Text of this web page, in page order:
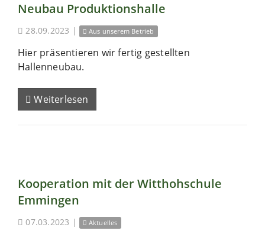
Neubau Produktionshalle
28.09.2023 | Aus unserem Betrieb
Hier präsentieren wir fertig gestellten
Hallenneubau.
Weiterlesen
Kooperation mit der Witthohschule
Emmingen
07.03.2023 | Aktuelles